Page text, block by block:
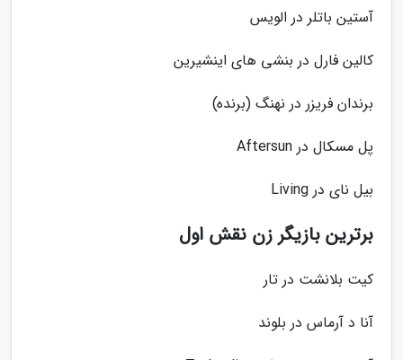
آستین باتلر در الویس
کالین فارل در بنشی های اینشیرین
برندان فریزر در نهنگ (برنده)
پل مسکال در Aftersun
بیل نای در Living
برترین بازیگر زن نقش اول
کیت بلانشت در تار
آنا د آرماس در بلوند